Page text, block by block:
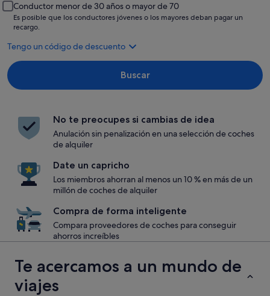
Conductor menor de 30 años o mayor de 70
Es posible que los conductores jóvenes o los mayores deban pagar un
recargo.
Tengo un código de descuento
Buscar
No te preocupes si cambias de idea
Anulación sin penalización en una selección de coches
de alquiler
Date un capricho
Los miembros ahorran al menos un 10 % en más de un
millón de coches de alquiler
Compra de forma inteligente
Compara proveedores de coches para conseguir
ahorros increíbles
Te acercamos a un mundo de
viajes